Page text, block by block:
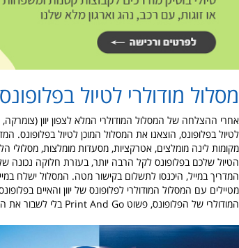
מסלול מודולרי לטיול בפלופונס
אחרי ההצלחה של המסלול המודולרי המלא לצפון יוון
לטיול בפלופונס, הוצאנו את המסלול המוכן לטיול בפלופונס.
מקומות לינה מומלצים, אטרקציות, מסעדות מומלצות, מסלולי
הטיול שלכם בפלופונס לקל הרבה יותר, בעזרת חלוקה נכונה
מטיילים עם המסלול המודולרי לפלופונס של יוון והאיים
המודולרי של הפלופונס, פשוט Print And Go בלי לשבור את הראשון על תכנון אין סופי.